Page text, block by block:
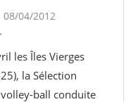
08/04/2012
les Îles Vierges
la Sélection
ball conduite